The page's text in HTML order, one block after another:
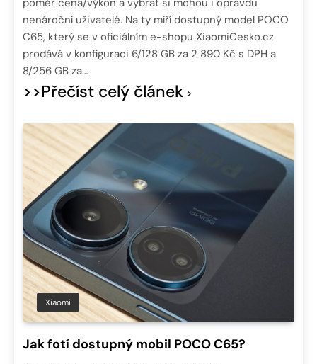
poměr cena/výkon a vybrat si mohou i opravdu
nenároční uživatelé. Na ty míří dostupný model POCO
C65, který se v oficiálním e-shopu XiaomiCesko.cz
prodává v konfiguraci 6/128 GB za 2 890 Kč s DPH a
8/256 GB za…
>>Přečíst celý článek
Xiaomi
Jak fotí dostupný mobil POCO C65?